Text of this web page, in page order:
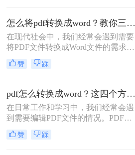
是选择一个高效且易于使用的工具非
常重要。在本文中，我们将向您介绍
如何将pdf转换成word，并提供一些值
得信赖的工具供您选择。
怎么将pdf转换成word？教你三个方法！
在现代社会中，我们经常会遇到需要
将PDF文件转换成Word文件的需求。
无论是为了编辑文本内容，还是为了
复制、粘贴或进行其他操作，将PDF
作和学习。那么，怎么将pdf转换成
word呢？本文将为大家提供详细的教
程及推荐一些高效的软件，帮助大家
顺利完成转换任务。
赞 踩
pdf怎么转换成word？这四个方法教你轻松搞定！
在日常工作和学习中，我们经常会遇
到需要编辑PDF文件的情况。PDF文
件格式的普及使得我们可以在不同的
设备上阅读和分享文件，但它也带来
赞 踩